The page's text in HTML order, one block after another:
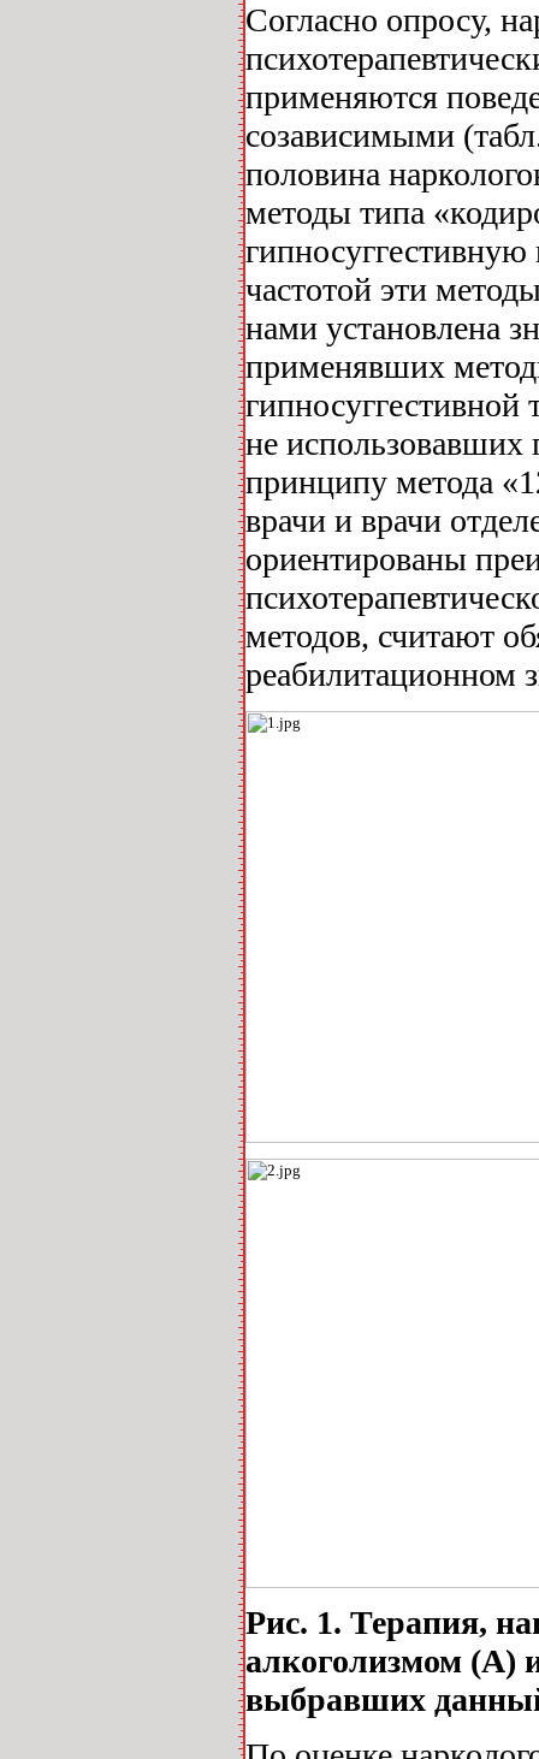
Согласно опросу,
применяются
созависимыми
половина
методы типа
частотой эти
нами установлена
применявших
не использовавших
принципу метода
врачи и врачи
ориентированы
методов, считают
реабилитационном
Рис. 1. Терапия,
алкоголизмом (А)
выбравших